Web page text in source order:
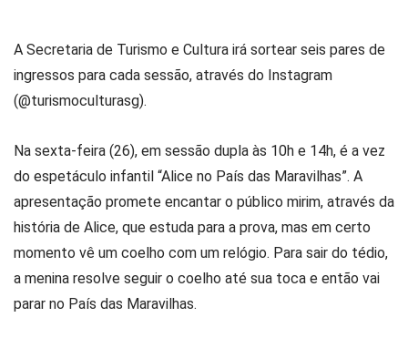
A Secretaria de Turismo e Cultura irá sortear seis pares de
ingressos para cada sessão, através do Instagram
(@turismoculturasg).
Na sexta-feira (26), em sessão dupla às 10h e 14h, é a vez
do espetáculo infantil “Alice no País das Maravilhas”. A
apresentação promete encantar o público mirim, através da
história de Alice, que estuda para a prova, mas em certo
momento vê um coelho com um relógio. Para sair do tédio,
a menina resolve seguir o coelho até sua toca e então vai
parar no País das Maravilhas.